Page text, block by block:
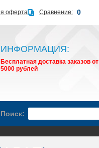
ИНФОРМАЦИЯ:
Бесплатная доставка заказов от
5000 рублей
Поиск:
оферта Сравнение: 0